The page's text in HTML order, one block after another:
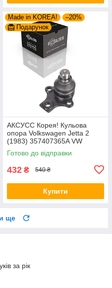
Made in KOREA!
–20%
Подарунок
AКСУСС Корея! Кульова
опора Volkswagen Jetta 2
(1983) 357407365A VW
Джетта 2. Aксусс Корея -
Оригинал!
Готово до відправки
432 ₴ 540 ₴
Купити
ще
за рік